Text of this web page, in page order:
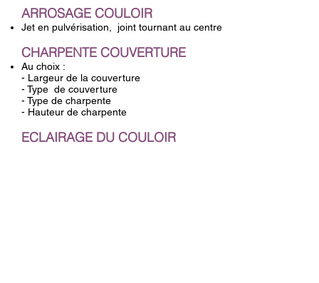
ARROSAGE COULOIR
Jet en pulvérisation, joint tournant au centre
CHARPENTE COUVERTURE
Au choix :
- Largeur de la couverture
- Type de couverture
- Type de charpente
- Hauteur de charpente
ECLAIRAGE DU COULOIR